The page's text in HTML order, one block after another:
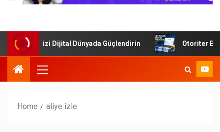
İşletmenizi Dijital Dünyada Güçlendirin Otoriter
Home aliye izle